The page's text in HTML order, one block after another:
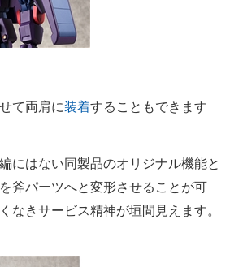
て両肩に装着することもできます
にはない同製品のオリジナル機能と
斧パーツへと変形させることが可
なきサービス精神が垣間見えます。